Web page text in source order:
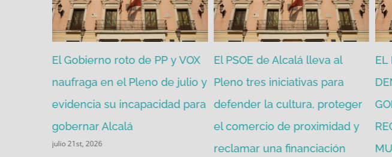
El Gobierno roto de PP y VOX
naufraga en el Pleno de julio y
evidencia su incapacidad para
gobernar Alcalá
julio 21st, 2026
El PSOE de Alcalá lleva al
Pleno tres iniciativas para
defender la cultura, proteger
el comercio de proximidad y
reclamar una financiación
EL